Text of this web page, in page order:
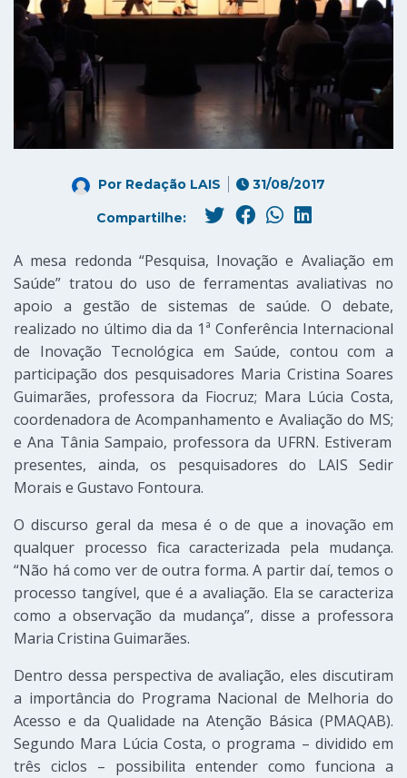
Por Redação LAIS 31/08/2017
Compartilhe:
A mesa redonda “Pesquisa, Inovação e Avaliação em
Saúde” tratou do uso de ferramentas avaliativas no
apoio a gestão de sistemas de saúde. O debate,
realizado no último dia da 1ª Conferência Internacional
de Inovação Tecnológica em Saúde, contou com a
participação dos pesquisadores Maria Cristina Soares
Guimarães, professora da Fiocruz; Mara Lúcia Costa,
coordenadora de Acompanhamento e Avaliação do MS;
eAna Tânia Sampaio, professora da UFRN. Estiveram
presentes, ainda, os pesquisadores do LAIS Sedir
Morais e Gustavo Fontoura.
O discurso geral da mesa é o de que a inovação em
qualquer processo fica caracterizada pela mudança.
“Não há como ver de outra forma. A partir daí, temos o
processo tangível, que é a avaliação. Ela se caracteriza
como a observação da mudança”, disse a professora
Maria Cristina Guimarães.
Dentro dessa perspectiva de avaliação,elesdiscutiram
a importância do Programa Nacional de Melhoria do
Acesso e da Qualidade na Atenção Básica (PMAQAB).
Segundo Mara Lúcia Costa, o programa – dividido em
três ciclos – possibilita entender como funciona a